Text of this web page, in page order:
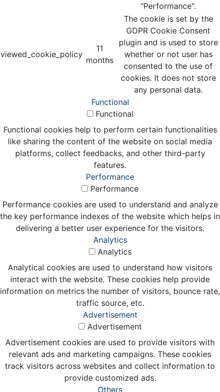
"Performance".
viewed_cookie_policy
11
months
The cookie is set by the
GDPR Cookie Consent
plugin and is used to store
whether or not user has
consented to the use of
cookies. It does not store
any personal data.
Functional
Functional
Functional cookies help to perform certain functionalities
like sharing the content of the website on social media
platforms, collect feedbacks, and other third-party
features.
Performance
Performance
Performance cookies are used to understand and analyze
the key performance indexes of the website which helps in
delivering a better user experience for the visitors.
Analytics
Analytics
Analytical cookies are used to understand how visitors
interact with the website. These cookies help provide
information on metrics the number of visitors, bounce rate,
traffic source, etc.
Advertisement
Advertisement
Advertisement cookies are used to provide visitors with
relevant ads and marketing campaigns. These cookies
track visitors across websites and collect information to
provide customized ads.
Others